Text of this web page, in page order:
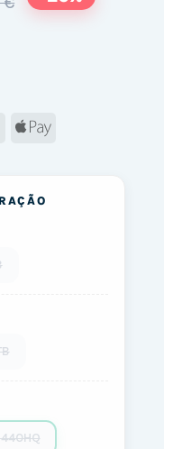
MasterCard
Apple